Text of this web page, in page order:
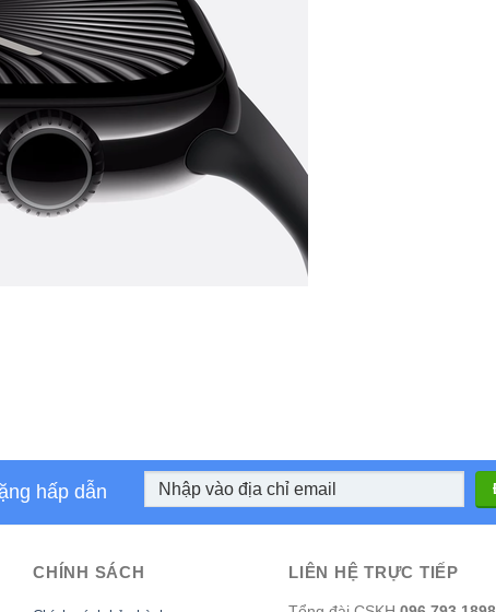
hấp dẫn
CHÍNH SÁCH LIÊN HỆ TRỰC TIẾP